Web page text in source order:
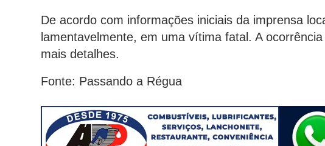
De acordo com informações iniciais da imprensa
lamentavelmente, em uma vítima fatal. A
mais detalhes.
Fonte: Passando a Régua